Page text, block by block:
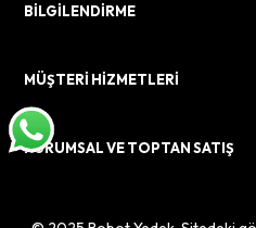
BİLGİLENDİRME
MÜŞTERİ HİZMETLERİ
KURUMSAL VE TOPTAN SATIŞ